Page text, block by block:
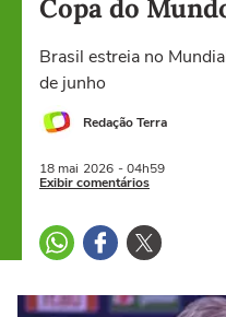
Copa do
Brasil estreia no
de junho
Redação Terra
18 mai 2026 - 04h59
Exibir comentários